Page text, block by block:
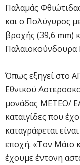
Παλαμάς
και ο Πολύγυρος
βροχής (39,6 mm)
Παλαιοκούνδουρα
Όπως εξηγεί στο
Εθνικού
μονάδας ΜΕΤΕΟ/
καταιγίδες που
καταγράφεται
εποχή. «Τον Μάιο
έχουμε έντονη